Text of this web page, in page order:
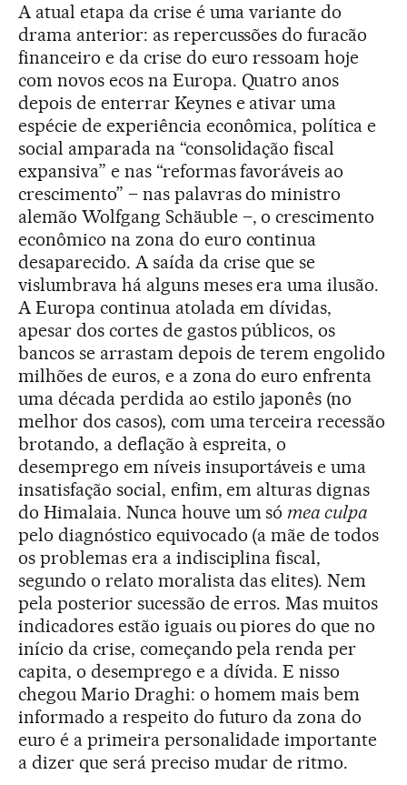
A atual etapa da crise é uma variante do
drama anterior: as repercussões do furacão
financeiro e da crise do euro ressoam hoje
com novos ecos na Europa. Quatro anos
depois de enterrar Keynes e ativar uma
espécie de experiência econômica, política e
social amparada na “consolidação fiscal
expansiva” e nas “reformas favoráveis ao
crescimento” – nas palavras do ministro
alemão Wolfgang Schäuble –, o crescimento
econômico na zona do euro continua
desaparecido. A saída da crise que se
vislumbrava há alguns meses era uma ilusão.
A Europa continua atolada em dívidas,
apesar dos cortes de gastos públicos, os
bancos se arrastam depois de terem engolido
milhões de euros, e a zona do euro enfrenta
uma década perdida ao estilo japonês (no
melhor dos casos), com uma terceira recessão
brotando, a deflação à espreita, o
desemprego em níveis insuportáveis e uma
insatisfação social, enfim, em alturas dignas
do Himalaia. Nunca houve um sómea culpa
pelo diagnóstico equivocado (a mãe de todos
os problemas era a indisciplina fiscal,
segundo o relato moralista das elites). Nem
pela posterior sucessão de erros. Mas muitos
indicadores estão iguais ou piores do que no
início da crise, começando pela renda per
capita, o desemprego e a dívida. E nisso
chegou Mario Draghi: o homem mais bem
informado a respeito do futuro da zona do
euro é a primeira personalidade importante
a dizer que será preciso mudar de ritmo.